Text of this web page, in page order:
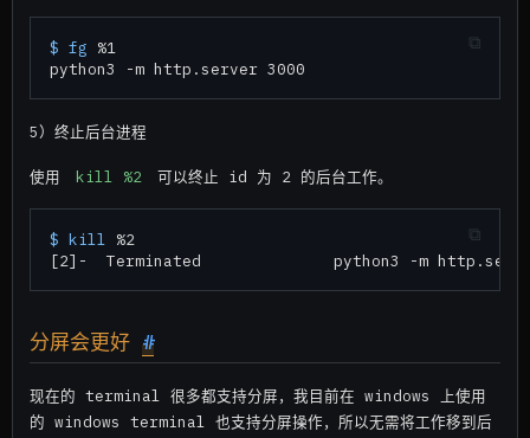
$ fg %1
5）终止后台进程
使用 kill %2 可以终止 id 为 2 的后台工作。
$ kill %2
分屏会更好 #
现在的 terminal 很多都支持分屏，我目前在 windows 上使用
的 windows terminal 也支持分屏操作，所以无需将工作移到后